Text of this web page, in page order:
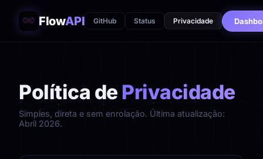
FlowAPI GitHub Status Privacidade
Política dePrivacidade
Simples, direta e sem enrolação. Última atualização:
Abril 2026.